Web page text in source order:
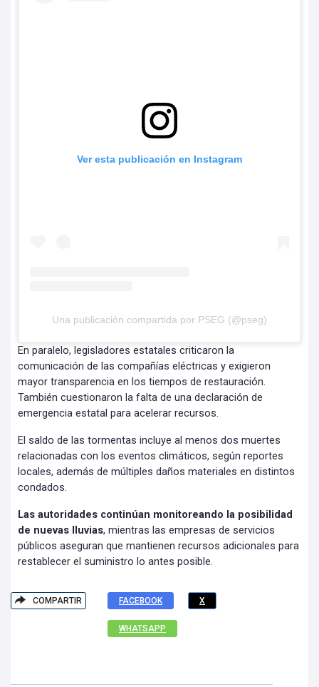
Ver esta publicación en Instagram
Una publicación compartida por PSEG (@pseg)
En paralelo, legisladores estatales criticaron la
comunicación de las compañías eléctricas y exigieron
mayor transparencia en los tiempos de restauración.
También cuestionaron la falta de una declaración de
emergencia estatal para acelerar recursos.
El saldo de las tormentas incluye al menos dos muertes
relacionadas con los eventos climáticos, según reportes
locales, además de múltiples daños materiales en distintos
condados.
Las autoridades continúan monitoreando la posibilidad
de nuevas lluvias, mientras las empresas de servicios
públicos aseguran que mantienen recursos adicionales para
restablecer el suministro lo antes posible.
COMPARTIR FACEBOOK X
WHATSAPP